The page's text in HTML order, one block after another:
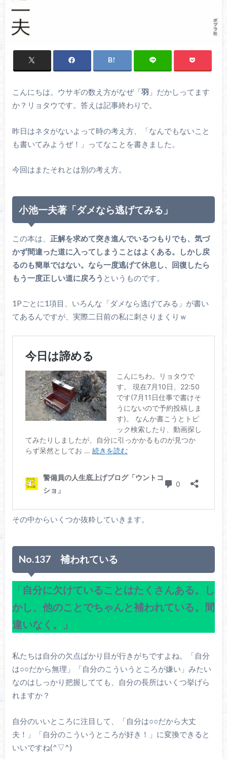
こんにちは。ウサギの数え方がなぜ「羽 」だかしってます
か？リョタウです。答えは記事終わりで。
昨日はネタがないよって時の考え方、「なんでもないこと
も書いてみようぜ！」ってなことを書きました。
今回はまたそれとは別の考え方。
小池一夫著「ダメなら逃げてみる」
この本は、 正解を求めて突き進んでいるつもりでも、気づ
かず間違った道に入ってしまうことはよくある。しかし戻
るのも簡単ではない。なら一度逃げて休息し、回復したら
もう一度正しい道に戻ろう というものです。
1Pごとに1項目、いろんな「ダメなら逃げてみる」が書い
てあるんですが、実際二日前の私に刺さりまくりｗ
その中からいくつか抜粋していきます。
No.137 補われている
「 自分に欠けていることはたくさんある。し
かし、他のことでちゃんと補われている。間
違いなく。」
私たちは自分の欠点ばかり目が行きがちですよね。「自分
は○○だから無理」「自分のこういうところが嫌い」みたい
なのはしっかり把握してても、自分の長所はいくつ挙げら
れますか？
自分のいいところに注目して、「自分は○○だから大丈
夫！」「自分のこういうところが好き！」に変換できると
いいですね(^▽^)